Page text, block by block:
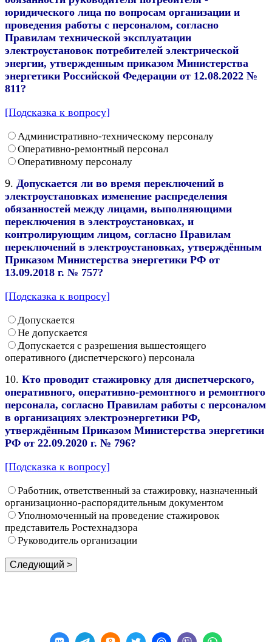
юридического лица по вопросам организации и
проведения работы с персоналом, согласно
Правилам технической эксплуатации
электроустановок потребителей электрической
энергии, утвержденным приказом Министерства
энергетики Российской Федерации от 12.08.2022 №
811?
[Подсказка к вопросу]
Административно-техническому персоналу
Оперативно-ремонтный персонал
Оперативному персоналу
9. Допускается ли во время переключений в
электроустановках изменение распределения
обязанностей между лицами, выполняющими
переключения в электроустановках, и
контролирующим лицом, согласно Правилам
переключений в электроустановках, утверждённым
Приказом Министерства энергетики РФ от
13.09.2018 г. № 757?
[Подсказка к вопросу]
Допускается
Не допускается
Допускается с разрешения вышестоящего
оперативного (диспетчерского) персонала
10. Кто проводит стажировку для диспетчерского,
оперативного, оперативно-ремонтного и ремонтного
персонала, согласно Правилам работы с персоналом
в организациях электроэнергетики РФ,
утверждённым Приказом Министерства энергетики
РФ от 22.09.2020 г. № 796?
[Подсказка к вопросу]
Работник, ответственный за стажировку, назначенный
организационно-распорядительным документом
Уполномоченный на проведение стажировок
представитель Ростехнадзора
Руководитель организации